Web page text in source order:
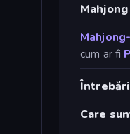
Mahjong
cum ar fi
Care